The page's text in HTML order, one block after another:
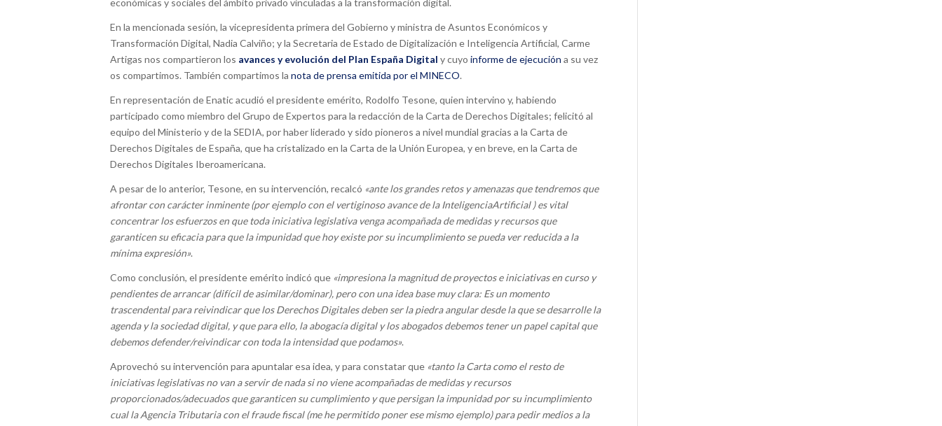
económicas y sociales del ámbito privado vinculadas a la transformación digital.
En la mencionada sesión, la vicepresidenta primera del Gobierno y ministra de Asuntos Económicos y
Transformación Digital, Nadia Calviño; y la Secretaria de Estado de Digitalización e Inteligencia Artificial, Carme
Artigas nos compartieron los avances y evolución del Plan España Digital y cuyo informe de ejecución a su vez
os compartimos. También compartimos la nota de prensa emitida por el MINECO.
En representación de Enatic acudió el presidente emérito, Rodolfo Tesone, quien intervino y, habiendo
participado como miembro del Grupo de Expertos para la redacción de la Carta de Derechos Digitales; felicitó al
equipo del Ministerio y de la SEDIA, por haber liderado y sido pioneros a nivel mundial gracias a la Carta de
Derechos Digitales de España, que ha cristalizado en la Carta de la Unión Europea, y en breve, en la Carta de
Derechos Digitales Iberoamericana.
A pesar de lo anterior, Tesone, en su intervención, recalcó «ante los grandes retos y amenazas que tendremos que
afrontar con carácter inminente (por ejemplo con el vertiginoso avance de la InteligenciaArtificial ) es vital
concentrar los esfuerzos en que toda iniciativa legislativa venga acompañada de medidas y recursos que
garanticen su eficacia para que la impunidad que hoy existe por su incumplimiento se pueda ver reducida a la
mínima expresión».
Como conclusión, el presidente emérito indicó que «impresiona la magnitud de proyectos e iniciativas en curso y
pendientes de arrancar (difícil de asimilar/dominar), pero con una idea base muy clara: Es un momento
trascendental para reivindicar que los Derechos Digitales deben ser la piedra angular desde la que se desarrolle la
agenda y la sociedad digital, y que para ello, la abogacía digital y los abogados debemos tener un papel capital que
debemos defender/reivindicar con toda la intensidad que podamos».
Aprovechó su intervención para apuntalar esa idea, y para constatar que «tanto la Carta como el resto de
iniciativas legislativas no van a servir de nada si no viene acompañadas de medidas y recursos
proporcionados/adecuados que garanticen su cumplimiento y que persigan la impunidad por su incumplimiento
cual la Agencia Tributaria con el fraude fiscal (me he permitido poner ese mismo ejemplo) para pedir medios a la